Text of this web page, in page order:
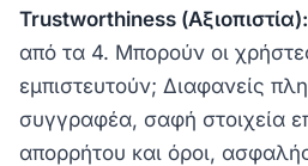
Trustworthiness (Αξιοπιστία):
από τα 4. Μπορούν οι
εμπιστευτούν; Διαφανείς
συγγραφέα, σαφή στοιχεία
απορρήτου και όροι,